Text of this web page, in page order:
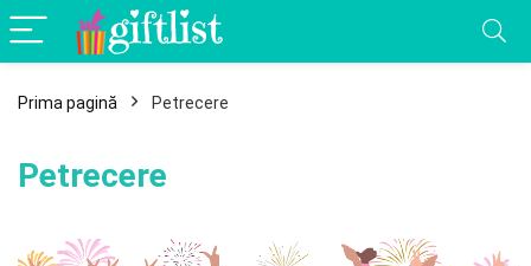
Prima pagină Petrecere
Petrecere